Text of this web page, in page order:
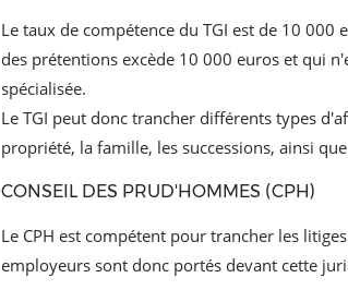
Le taux de compétence du TGI est de 10
des prétentions excède 10 000 euros et qui
spécialisée.
Le TGI peut donc trancher différents types
propriété, la famille, les successions, ainsi
CONSEIL DES PRUD'HOMMES (CPH)
Le CPH est compétent pour trancher les
employeurs sont donc portés devant cette